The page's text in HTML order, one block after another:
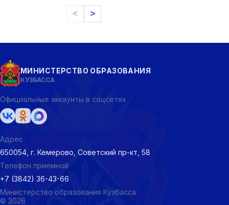
< >
МИНИСТЕРСТВО ОБРАЗОВАНИЯ
КУЗБАССА
Официальные аккаунты в соцсетях
Телефон приемной
+7 (3842) 36-43-66
Адрес
650054, г. Кемерово, Советский пр-кт, 58
Министерство образования Кузбасса
© 2026